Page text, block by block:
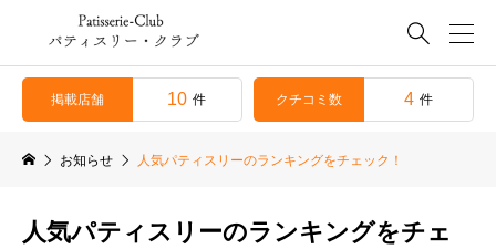

掲載店舗 10 件 クチコミ数 4 件
お知らせ 人気パティスリーのランキングをチェック！
人気パティスリーのランキングをチェ